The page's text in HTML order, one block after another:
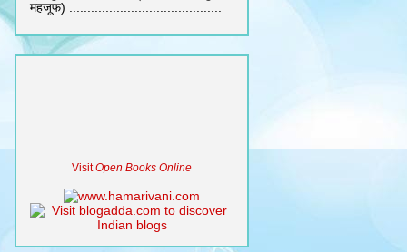
महजूफ) ..........................................
VisitOpen Books Online